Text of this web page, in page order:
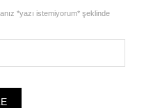
₺6.021,50.
*yazı istemiyorum* şeklinde